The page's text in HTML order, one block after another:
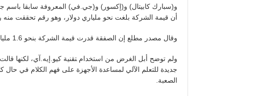
و(سبارك كابيتال) و(إكسور) و(جي.في) ⁠المعروفة سابقا باسم
أن قيمة ‌الشركة بلغت نحو ملياري دولار، وهو رقم ‌تحققت ⁠منه
وقال مصدر مطلع إن الصفقة قدرت قيمة الشركة بنحو 1.6 مليار دولار.
ولم توضح أبل الغرض من استخدام ‍تقنية كيو.إيه.آي، لكنها
جديدة للتعلم الآلي لمساعدة الأجهزة على فهم الكلام في
الصعبة.